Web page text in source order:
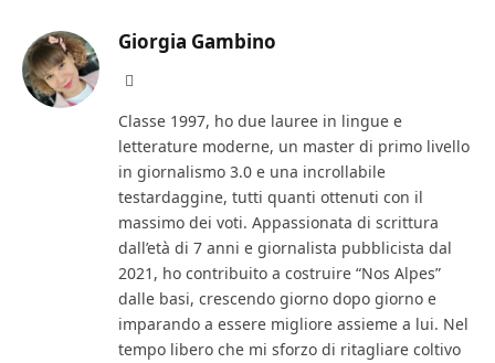
Giorgia Gambino
Classe 1997, ho due lauree in lingue e
letterature moderne, un master di primo livello
in giornalismo 3.0 e una incrollabile
testardaggine, tutti quanti ottenuti con il
massimo dei voti. Appassionata di scrittura
dall’età di 7 anni e giornalista pubblicista dal
2021, ho contribuito a costruire “Nos Alpes”
dalle basi, crescendo giorno dopo giorno e
imparando a essere migliore assieme a lui. Nel
tempo libero che mi sforzo di ritagliare coltivo